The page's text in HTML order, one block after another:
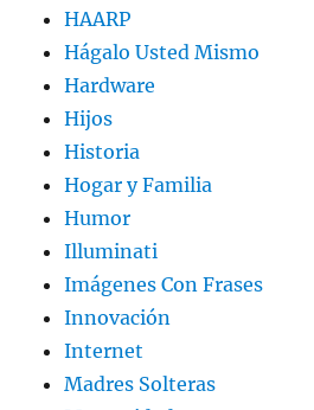
HAARP
Hágalo Usted Mismo
Hardware
Hijos
Historia
Hogar y Familia
Humor
Illuminati
Imágenes Con Frases
Innovación
Internet
Madres Solteras